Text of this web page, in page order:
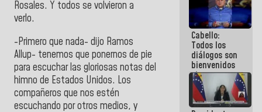
Rosales. Y todos se volvieron a
verlo.
-Primero que nada- dijo Ramos
Allup- tenemos que ponernos de pie
para escuchar las gloriosas notas del
himno de Estados Unidos. Los
compañeros que nos estén
escuchando por otros medios, y
Figuera y
acuerdan
primer
encuentro
presencial
para el
diálogo
Cabello:
Todos los
diálogos son
bienvenidos
siempre que
estén en el
marco de la
Constitución